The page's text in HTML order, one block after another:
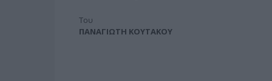
Του
ΠΑΝΑΓΙΩΤΗ ΚΟΥΤΑΚΟΥ